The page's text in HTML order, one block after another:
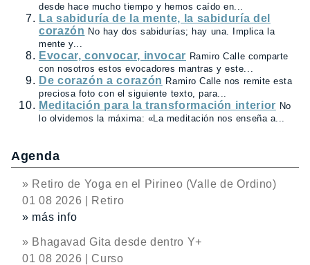
desde hace mucho tiempo y hemos caído en...
La sabiduría de la mente, la sabiduría del
corazón No hay dos sabidurías; hay una. Implica la
mente y...
Evocar, convocar, invocar Ramiro Calle comparte
con nosotros estos evocadores mantras y este...
De corazón a corazón Ramiro Calle nos remite esta
preciosa foto con el siguiente texto, para...
Meditación para la transformación interior No
lo olvidemos la máxima: «La meditación nos enseña a...
Agenda
» Retiro de Yoga en el Pirineo (Valle de Ordino)
01 08 2026 | Retiro
» más info
» Bhagavad Gita desde dentro Y+
01 08 2026 | Curso